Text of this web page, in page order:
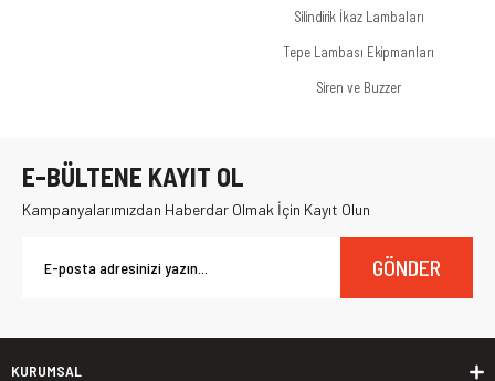
Silindirik İkaz Lambaları
Tepe Lambası Ekipmanları
Siren ve Buzzer
E-BÜLTENE KAYIT OL
Kampanyalarımızdan Haberdar Olmak İçin Kayıt Olun
GÖNDER
KURUMSAL